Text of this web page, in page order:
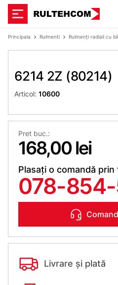
Principala Rulmenti Rulmenți radiali cu
6214 2Z (80214)
Articol: 10600
Pret buc.:
168,00 lei
Plasați o comandă
078-
Livrare și plată